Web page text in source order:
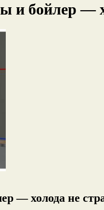
и бойлер —
— холода не